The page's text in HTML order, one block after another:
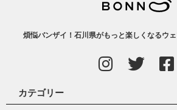
煩悩バンザイ！石川県がもっと楽しくなるウェ
カテゴリー